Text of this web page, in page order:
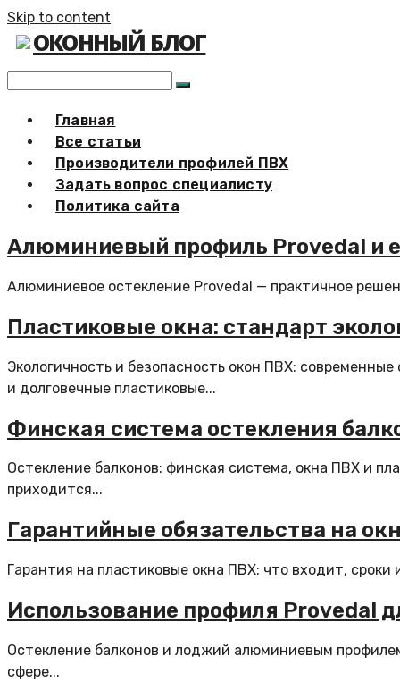
Skip to content
ОКОННЫЙ БЛОГ
Главная
Все статьи
Производители профилей ПВХ
Задать вопрос специалисту
Политика сайта
Алюминиевый профиль Provedal и
Алюминиевое остекление Provedal — практичное
Пластиковые окна: стандарт
Экологичность и безопасность окон ПВХ:
и долговечные пластиковые...
Финская система остекления
Остекление балконов: финская система, окна ПВХ и
приходится...
Гарантийные обязательства на
Гарантия на пластиковые окна ПВХ: что входит,
Использование профиля Provedal
Остекление балконов и лоджий алюминиевым
сфере...